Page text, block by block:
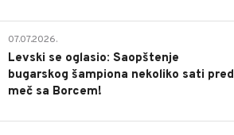
07.07.2026.
Levski se oglasio: Saopštenje
bugarskog šampiona nekoliko sati pred
meč sa Borcem!